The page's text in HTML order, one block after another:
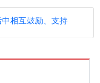
相互鼓励、支持